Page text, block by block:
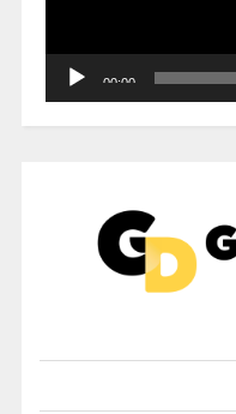
00:00